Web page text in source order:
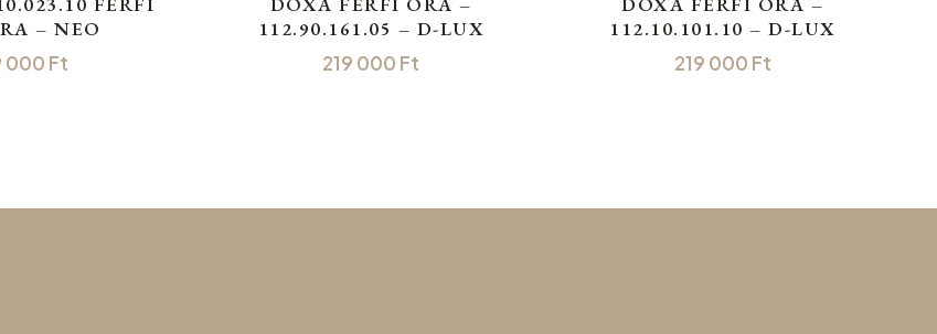
– NEO
000 Ft
112.90.161.05 – D-LUX
219 000 Ft
112.10.101.10 – D-LUX
219 000 Ft